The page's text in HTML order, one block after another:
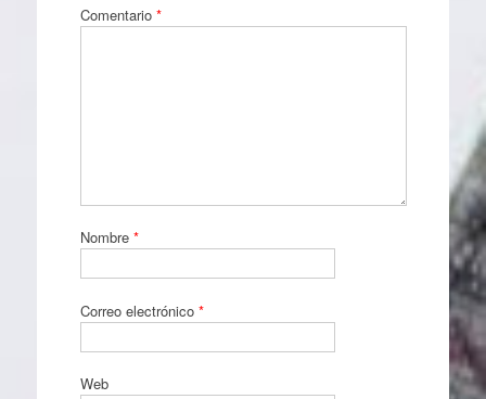
Comentario *
Nombre *
Correo electrónico *
Web